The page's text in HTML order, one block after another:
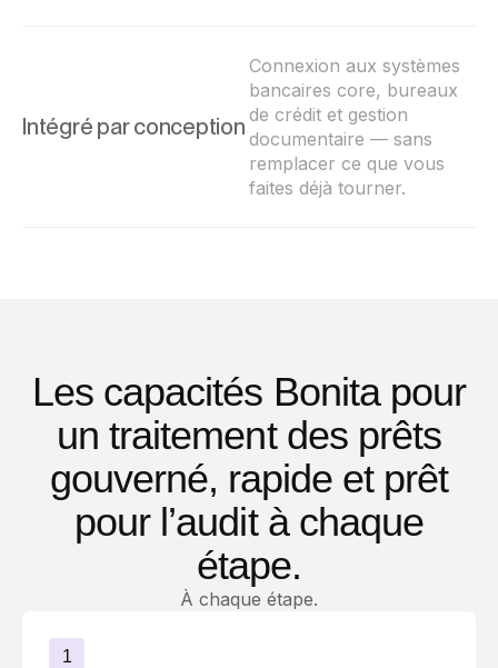
Intégré par conception
Connexion aux systèmes
bancaires core, bureaux
de crédit et gestion
documentaire — sans
remplacer ce que vous
faites déjà tourner.
Les capacités Bonita pour
un traitement des prêts
gouverné, rapide et prêt
pour l’audit à chaque
étape.
À chaque étape.
1